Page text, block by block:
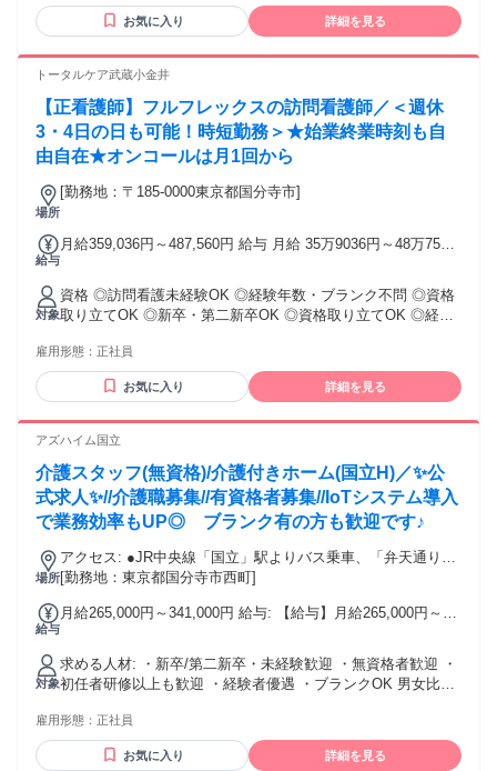
ちの方 幼稚園教諭/放課後学童支援員/教員免許/塾講師/ 児童指
導員/放課後等デイサービス/保育園や学校での看護・調理経験
離れてしまった方 ・担任・書類・保護者対応などの正社員業
という方 ・久々の復帰で最初は少なめの勤務からスタートし
たい方 経験の浅い方、ベテランさんまで、 ウィルオブ保育で
は様々な方が活躍しています♪ - 労働者派遣法に基づき、 週20
時間未満のお仕事を希望される場合は 下記に該当する方が対
象となります。 ＊60歳以上 ＊昼間学生(雇用保険法の適用を
お気に入り 詳細を見る
トータルケア武蔵小金井
【正看護師】フルフレックスの訪問看護師／＜週休
3・4日の日も可能！時短勤務＞★始業終業時刻も自
由自在★オンコールは月1回から
場所
[勤務地：〒185-0000東京都国分寺市]
給与
月給359,036円～487,560円 給与 月給 35万9036円～48万7560
対象
資格 ◎訪問看護未経験OK ◎経験年数・ブランク不問 ◎資格
取り立てOK ◎新卒・第二新卒OK ◎資格取り立てOK ◎経験
両立したい主婦（主夫）さんから 若手ミドル世代まで幅広く
活躍中
雇用形態： 正社員
お気に入り 詳細を見る
アズハイム国立
介護スタッフ(無資格)/介護付きホーム(国立H)／✨公
式求人✨//介護職募集//有資格者募集//IoTシステム導入
で業務効率もUP◎ ブランク有の方も歓迎です♪
場所
アクセス: ●JR中央線「国立」駅よりバス乗車、「弁天通り
北」バス停下車徒歩1分
[勤務地：東京都国分寺市西町]
給与
月給265,000円～341,000円 給与: 【給与】月給265,000円～
月給：26.5〜34.1万円 年収：352〜449.2万円 ■初任者研修、
介護経験1年以上、各種手当含めた場合 月給：27.3〜34.6万円
年収：362.2〜455.2万円 処遇改善手当 25,000円 夜勤手当
8,000円/回（月5回程度） 住宅手当 10,000円（世帯主の場
10,000円） ※経験等による ※交通費規定内全額支給
対象
求める人材: ・新卒/第二新卒・未経験歓迎 ・無資格者歓迎 ・
初任者研修以上も歓迎 ・経験者優遇 ・ブランクOK 男女比割
また、20代、30代、40代、50代、60代まで幅広い世代が活躍
中！ 介護のお仕事に少しでもご興味がある方、ご応募お待ち
しております！ 未経験からスタートした先輩スタッフが多数
雇用形態： 正社員
お気に入り 詳細を見る